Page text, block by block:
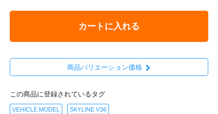
カートに入れる
商品バリエーション価格
この商品に登録されているタグ
VEHICLE MODEL SKYLINE V36